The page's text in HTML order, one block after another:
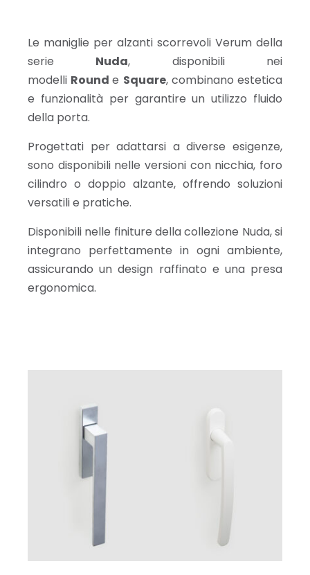
Le maniglie per alzanti scorrevoli Verum della
serie Nuda, disponibili nei
modelli Rounde Square, combinano estetica
e funzionalità per garantire un utilizzo fluido
della porta.
Progettati per adattarsi a diverse esigenze,
sono disponibili nelle versioni con nicchia, foro
cilindro o doppio alzante, offrendo soluzioni
versatili e pratiche.
Disponibili nelle finiture della collezione Nuda, si
integrano perfettamente in ogni ambiente,
assicurando un design raffinato e una presa
ergonomica.